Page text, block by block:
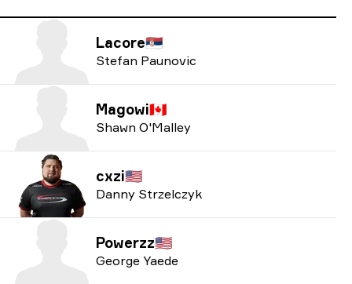
Lacore🇷🇸
Stefan Paunovic
Magowi🇨🇦
Shawn O'Malley
cxzi🇺🇸
Danny Strzelczyk
Powerzz🇺🇸
George Yaede